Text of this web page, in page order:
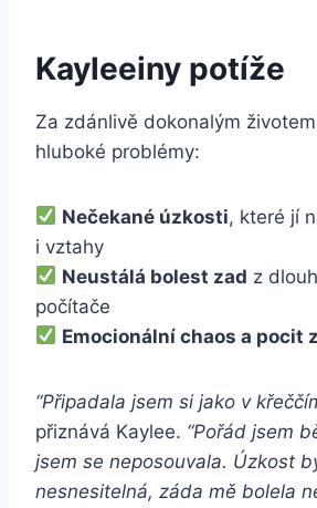
Kayleeiny potíže
Za zdánlivě dokonalým
hluboké problémy:
Nečekané úzkosti, které jí
i vztahy
Neustálá bolest zad z
počítače
Emocionální chaos a pocit
“Připadala jsem si jako v
přiznává Kaylee. “Pořád jsem
jsem se neposouvala. Úzkost
nesnesitelná, záda mě bolela